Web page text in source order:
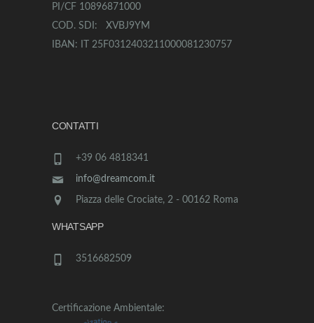
PI/CF 10896871000
COD. SDI: XVBJ9YM
IBAN: IT 25F0312403211000081230757
CONTATTI
+39 06 4818341
info@dreamcom.it
Piazza delle Crociate, 2 - 00162 Roma
WHATSAPP
3516682509
Certificazione Ambientale: